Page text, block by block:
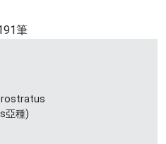
筆
亞種)